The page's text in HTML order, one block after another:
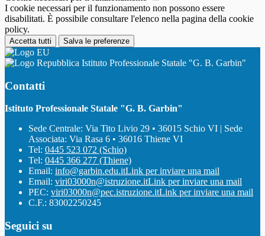
I cookie necessari per il funzionamento non possono essere
disabilitati. È possibile consultare l'elenco nella pagina della cookie
policy.
Accetta tutti Salva le preferenze
Istituto Professionale Statale "G. B. Garbin"
Contatti
Istituto Professionale Statale "G. B. Garbin"
Sede Centrale: Via Tito Livio 29 • 36015 Schio VI | Sede
Associata: Via Rasa 6 • 36016 Thiene VI
Tel: 0445 523 072 (Schio)
Tel: 0445 366 277 (Thiene)
Email: info@garbin.edu.itLink per inviare una mail
Email: viri03000n@istruzione.itLink per inviare una mail
PEC: viri03000n@pec.istruzione.itLink per inviare una mail
C.F.: 83002250245
Seguici su